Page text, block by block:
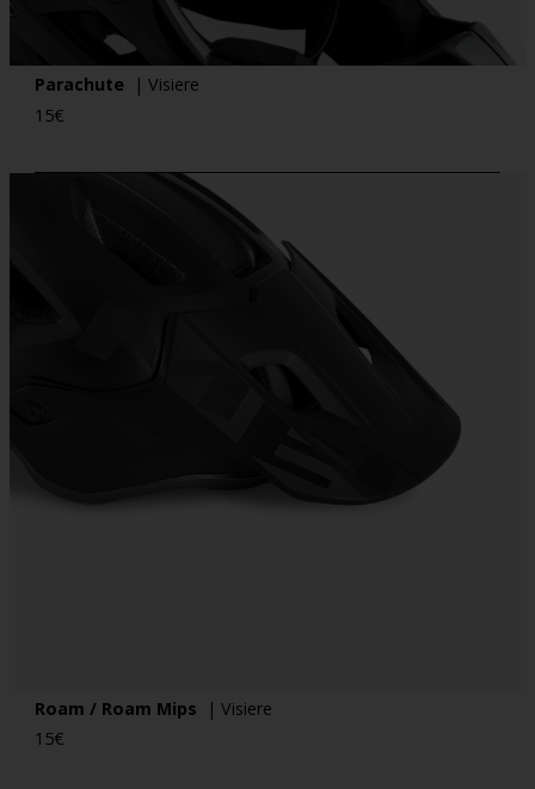
Parachute
| Visiere
15€
Roam / Roam Mips
| Visiere
15€